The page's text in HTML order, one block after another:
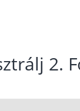
2.